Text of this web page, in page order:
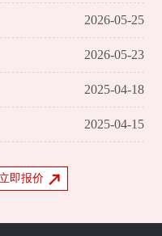
立即报价
2026-05-25
2026-05-23
2025-04-18
2025-04-15